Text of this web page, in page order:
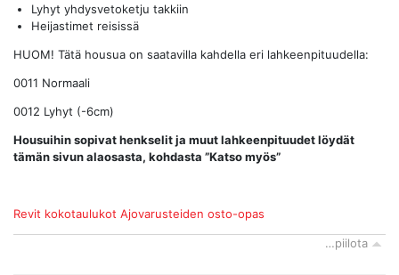
Lyhyt yhdysvetoketju takkiin
Heijastimet reisissä
HUOM! Tätä housua on saatavilla kahdella eri lahkeenpituudella:
0011 Normaali
0012 Lyhyt (-6cm)
Housuihin sopivat henkselit ja muut lahkeenpituudet löydät
tämän sivun alaosasta, kohdasta ”Katso myös”
Revit kokotaulukot Ajovarusteiden osto-opas
…piilota